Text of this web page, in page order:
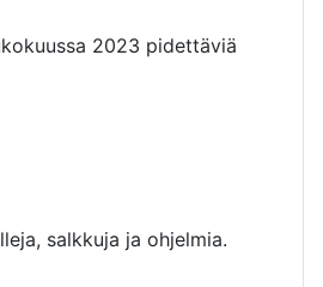
2023 pidettäviä
salkkuja ja ohjelmia.